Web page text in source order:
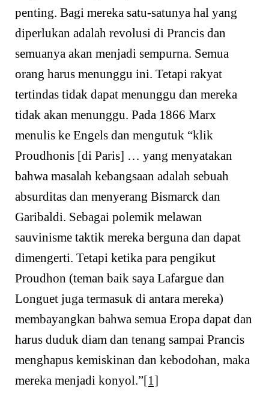
penting. Bagi mereka satu-satunya hal yang
diperlukan adalah revolusi di Prancis dan
semuanya akan menjadi sempurna. Semua
orang harus menunggu ini. Tetapi rakyat
tertindas tidak dapat menunggu dan mereka
tidak akan menunggu. Pada 1866 Marx
menulis ke Engels dan mengutuk “klik
Proudhonis [di Paris] … yang menyatakan
bahwa masalah kebangsaan adalah sebuah
absurditas dan menyerang Bismarck dan
Garibaldi. Sebagai polemik melawan
sauvinisme taktik mereka berguna dan dapat
dimengerti. Tetapi ketika para pengikut
Proudhon (teman baik saya Lafargue dan
Longuet juga termasuk di antara mereka)
membayangkan bahwa semua Eropa dapat dan
harus duduk diam dan tenang sampai Prancis
menghapus kemiskinan dan kebodohan, maka
mereka menjadi konyol.”[1]